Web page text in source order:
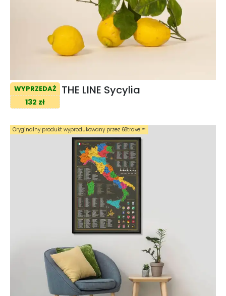
WYPRZEDAŻ
132 zł
THE LINE Sycylia
Oryginalny produkt wyprodukowany przez 68travel™️